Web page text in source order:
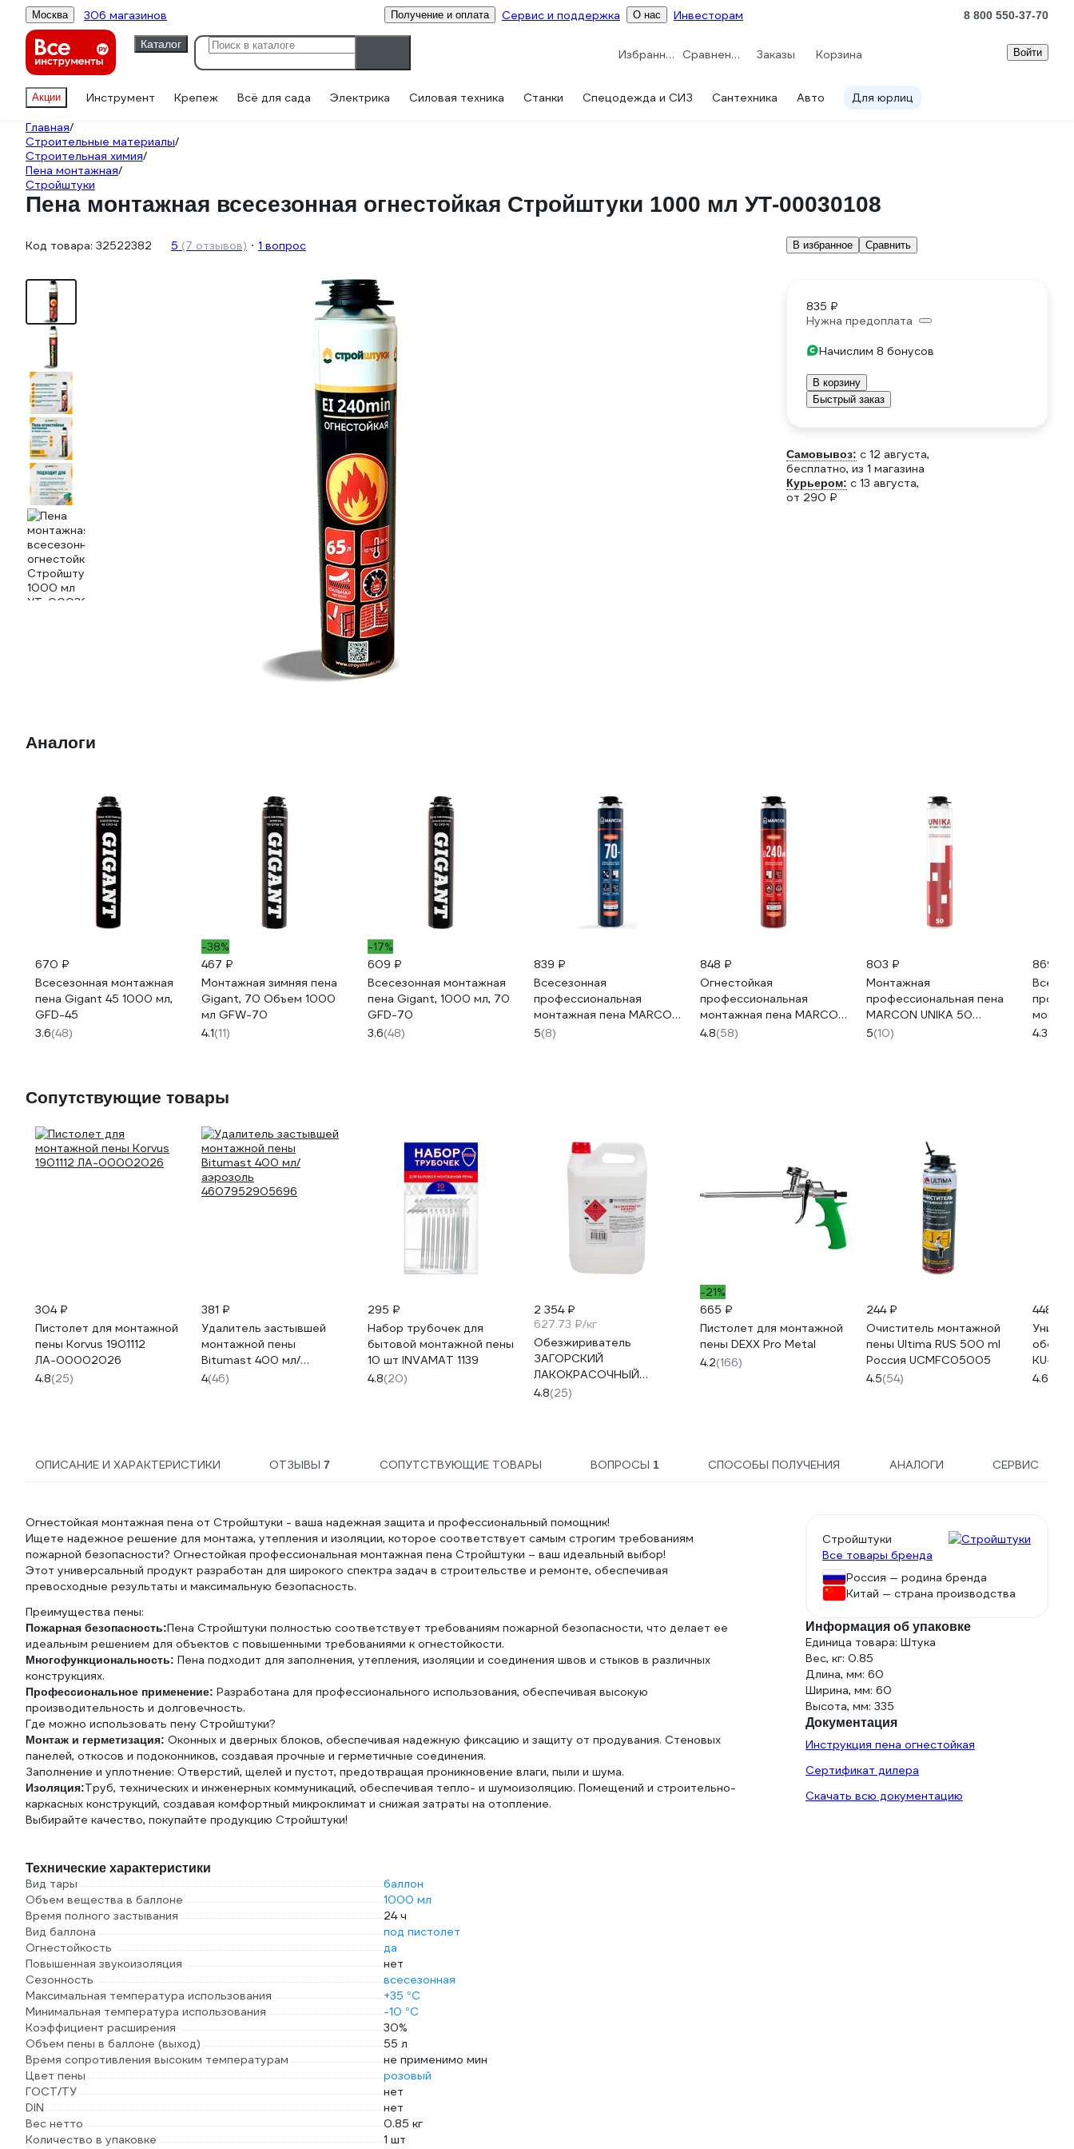
Москва 306 магазинов Получение и оплата Сервис и поддержка О нас Инвесторам 8 800 550-37-70
Каталог
Избранное Сравнение Заказы Корзина Войти
Акции Инструмент Крепеж Всё для сада Электрика Силовая техника Станки Спецодежда и СИЗ Сантехника Авто Для юрлиц
Главная/
Строительные материалы/
Строительная химия/
Пена монтажная/
Стройштуки
Пена монтажная всесезонная огнестойкая Стройштуки 1000 мл УТ-00030108
Код товара: 32522382 5 (7 отзывов) 1 вопрос В избранное Сравнить
835 ₽
Нужна предоплата
Начислим 8 бонусов
В корзину
Быстрый заказ
Самовывоз: c 12 августа,
бесплатно, из 1 магазина
Курьером: c 13 августа,
от 290 ₽
Аналоги
670 ₽
Всесезонная монтажная
пена Gigant 45 1000 мл,
GFD-45
3.6(48)
-38%
467 ₽
Монтажная зимняя пена
Gigant, 70 Объем 1000
мл GFW-70
4.1(11)
-17%
609 ₽
Всесезонная монтажная
пена Gigant, 1000 мл, 70
GFD-70
3.6(48)
839 ₽
Всесезонная
профессиональная
монтажная пена MARCON
PRO 70+
5(8)
848 ₽
Огнестойкая
профессиональная
монтажная пена MARCON
PM.PROF.MAR.PRO.OS
4.8(58)
803 ₽
Монтажная
профессиональная пена
MARCON UNIKA 50
огнестойкая PM.PROF.UNI
5(10)
869 ₽
PRO
4.3
Сопутствующие товары
304 ₽
Пистолет для монтажной
пены Korvus 1901112
ЛА-00002026
4.8(25)
381 ₽
Удалитель застывшей
монтажной пены
Bitumast 400 мл/
аэрозоль
4(46)
295 ₽
Набор трубочек для
бытовой монтажной пены
10 шт INVAMAT 1139
4.8(20)
2 354 ₽
627.73 ₽/кг
Обезжириватель
ЗАГОРСКИЙ
ЛАКОКРАСОЧНЫЙ
ЗАВОД Нефрас 5 л
4.8(25)
-21%
665 ₽
Пистолет для монтажной
пены DEXX Pro Metal
4.2(166)
244 ₽
Очиститель монтажной
пены Ultima RUS 500 ml
Россия UCMFC05005
4.5(54)
448 ₽
KU-
4.6
ОПИСАНИЕ И ХАРАКТЕРИСТИКИ ОТЗЫВЫ7 СОПУТСТВУЮЩИЕ ТОВАРЫ ВОПРОСЫ 1 СПОСОБЫ ПОЛУЧЕНИЯ АНАЛОГИ СЕРВИС
Огнестойкая монтажная пена от Стройштуки - ваша надежная защита и профессиональный помощник!
Ищете надежное решение для монтажа, утепления и изоляции, которое соответствует самым строгим требованиям
пожарной безопасности? Огнестойкая профессиональная монтажная пена Стройштуки – ваш идеальный выбор!
Этот универсальный продукт разработан для широкого спектра задач в строительстве и ремонте, обеспечивая
превосходные результаты и максимальную безопасность.
Преимущества пены:
Пожарная безопасность:Пена Стройштуки полностью соответствует требованиям пожарной безопасности, что делает ее
идеальным решением для объектов с повышенными требованиями к огнестойкости.
Многофункциональность: Пена подходит для заполнения, утепления, изоляции и соединения швов и стыков в различных
конструкциях.
Профессиональное применение: Разработана для профессионального использования, обеспечивая высокую
производительность и долговечность.
Где можно использовать пену Стройштуки?
Монтаж и герметизация: Оконных и дверных блоков, обеспечивая надежную фиксацию и защиту от продувания. Стеновых
панелей, откосов и подоконников, создавая прочные и герметичные соединения.
Заполнение и уплотнение: Отверстий, щелей и пустот, предотвращая проникновение влаги, пыли и шума.
Изоляция:Труб, технических и инженерных коммуникаций, обеспечивая тепло- и шумоизоляцию. Помещений и строительно-
каркасных конструкций, создавая комфортный микроклимат и снижая затраты на отопление.
Выбирайте качество, покупайте продукцию Стройштуки!
Технические характеристики
Вид тары
баллон
Объем вещества в баллоне
1000 мл
Время полного застывания
24 ч
Вид баллона
под пистолет
Огнестойкость
да
Повышенная звукоизоляция
нет
Сезонность
всесезонная
Максимальная температура использования
+35 °С
Минимальная температура использования
-10 °С
Коэффициент расширения
30%
Объем пены в баллоне (выход)
55 л
Время сопротивления высоким температурам
не применимо мин
Цвет пены
розовый
ГОСТ/ТУ
нет
DIN
нет
Вес нетто
0.85 кг
Количество в упаковке
1 шт
Стройштуки
Все товары бренда
Россия — родина бренда
Китай — страна производства
Информация об упаковке
Единица товара: Штука
Вес, кг: 0.85
Длина, мм: 60
Ширина, мм: 60
Высота, мм: 335
Документация
Инструкция пена огнестойкая
Сертификат дилера
Скачать всю документацию